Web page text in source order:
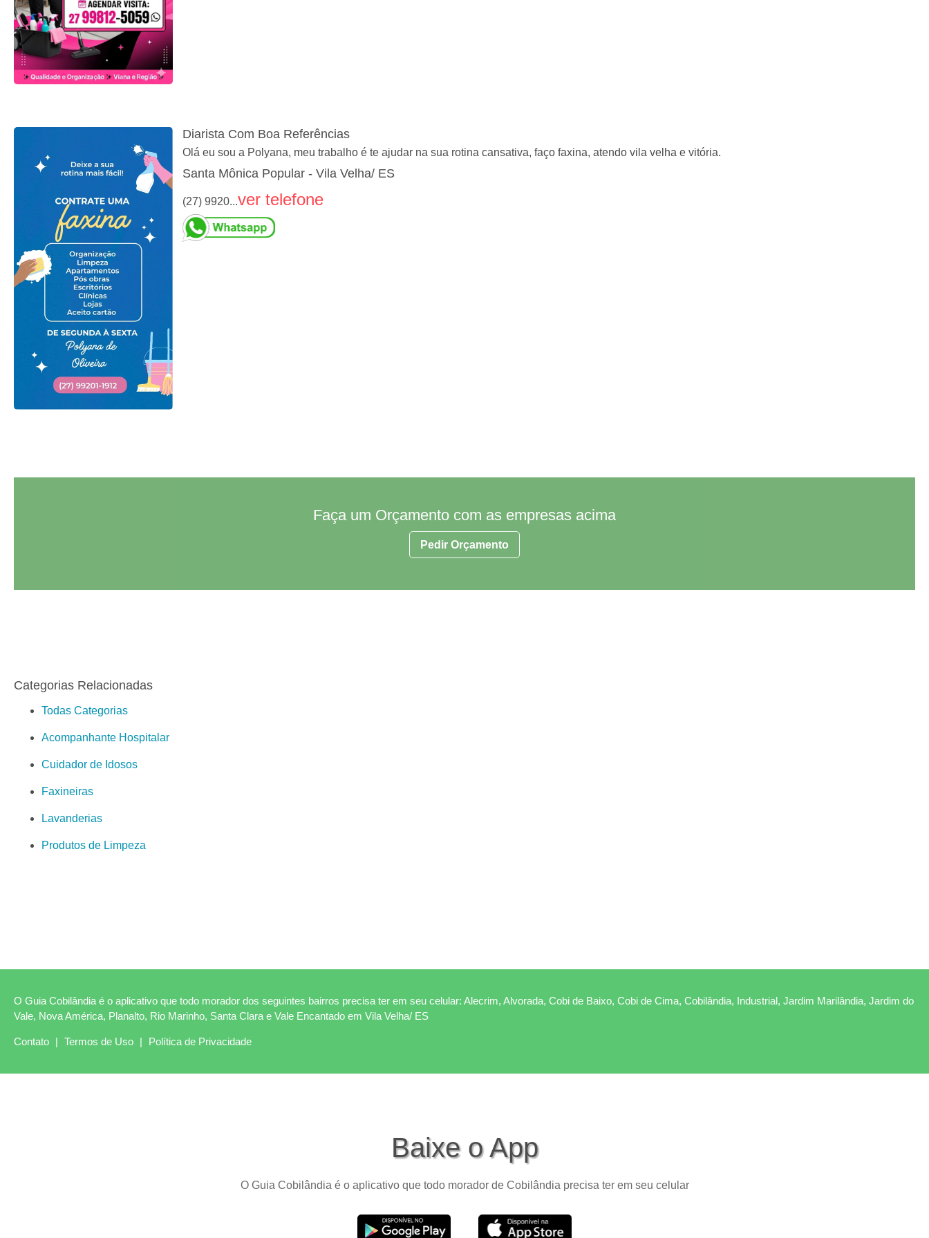
Diarista Com Boa Referências
Olá eu sou a Polyana, meu trabalho é te ajudar na sua rotina cansativa, faço faxina, atendo vila velha e vitória.
Santa Mônica Popular - Vila Velha/ ES
(27) 9920...ver telefone
Faça um Orçamento com as empresas acima
Pedir Orçamento
Categorias Relacionadas
Todas Categorias
Acompanhante Hospitalar
Cuidador de Idosos
Faxineiras
Lavanderias
Produtos de Limpeza
O Guia Cobilândia é o aplicativo que todo morador dos seguintes bairros precisa ter em seu celular: Alecrim, Alvorada, Cobi de Baixo, Cobi de Cima, Cobilândia, Industrial, Jardim Marilândia, Jardim do
Vale, Nova América, Planalto, Rio Marinho, Santa Clara e Vale Encantado em Vila Velha/ ES
Contato | Termos de Uso | Política de Privacidade
Baixe o App
O Guia Cobilândia é o aplicativo que todo morador de Cobilândia precisa ter em seu celular